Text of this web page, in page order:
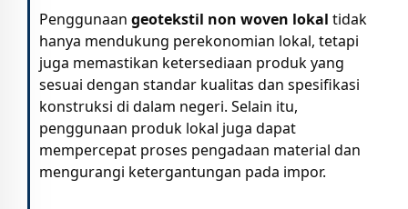
Penggunaan geotekstil non woven lokal tidak
hanya mendukung perekonomian lokal, tetapi
juga memastikan ketersediaan produk yang
sesuai dengan standar kualitas dan spesifikasi
konstruksi di dalam negeri. Selain itu,
penggunaan produk lokal juga dapat
mempercepat proses pengadaan material dan
mengurangi ketergantungan pada impor.